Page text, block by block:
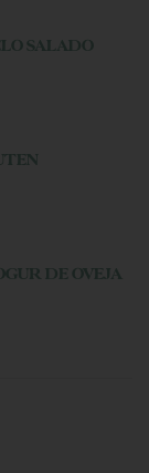
SALADO
DE OVEJA